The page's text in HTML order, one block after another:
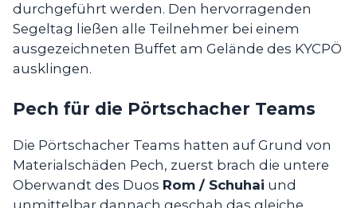
durchgeführt werden. Den hervorragenden
Segeltag ließen alle Teilnehmer bei einem
ausgezeichneten Buffet am Gelände des KYCPÖ
ausklingen.
Pech für die Pörtschacher Teams
Die Pörtschacher Teams hatten auf Grund von
Materialschäden Pech, zuerst brach die untere
Oberwandt des Duos Rom / Schuhai und
unmittelbar dannach geschah das gleiche